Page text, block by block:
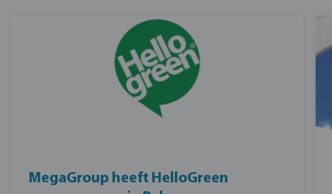
MegaGroup heeft HelloGreen